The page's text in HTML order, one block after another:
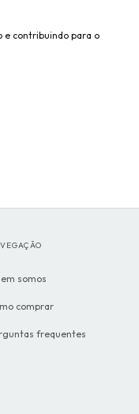
e contribuindo para o
somos
comprar
frequentes